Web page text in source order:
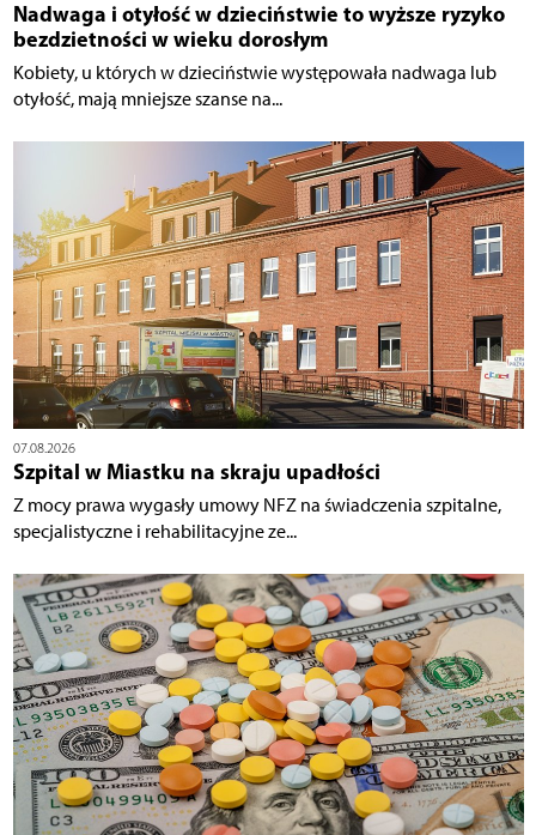
Nadwaga i otyłość w dzieciństwie to wyższe ryzyko
bezdzietności w wieku dorosłym
Kobiety, u których w dzieciństwie występowała nadwaga lub
otyłość, mają mniejsze szanse na...
07.08.2026
Szpital w Miastku na skraju upadłości
Z mocy prawa wygasły umowy NFZ na świadczenia szpitalne,
specjalistyczne i rehabilitacyjne ze...